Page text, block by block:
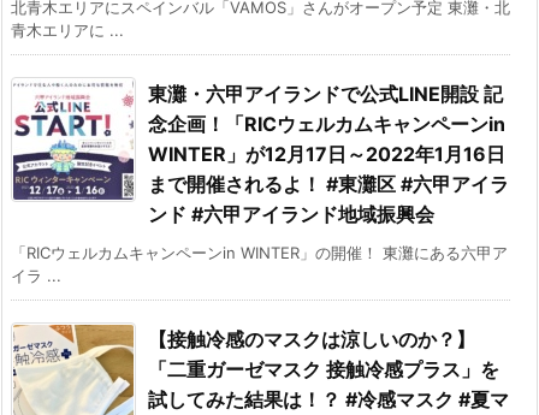
北青木エリアにスペインバル「VAMOS」さんがオープン予定 東灘・北
青木エリアに ...
東灘・六甲アイランドで公式LINE開設 記
念企画！「RICウェルカムキャンペーンin
WINTER」が12月17日～2022年1月16日
まで開催されるよ！ #東灘区 #六甲アイラ
ンド #六甲アイランド地域振興会
「RICウェルカムキャンペーンin WINTER」の開催！ 東灘にある六甲ア
イラ ...
【接触冷感のマスクは涼しいのか？】
「二重ガーゼマスク 接触冷感プラス」を
試してみた結果は！？ #冷感マスク #夏マ